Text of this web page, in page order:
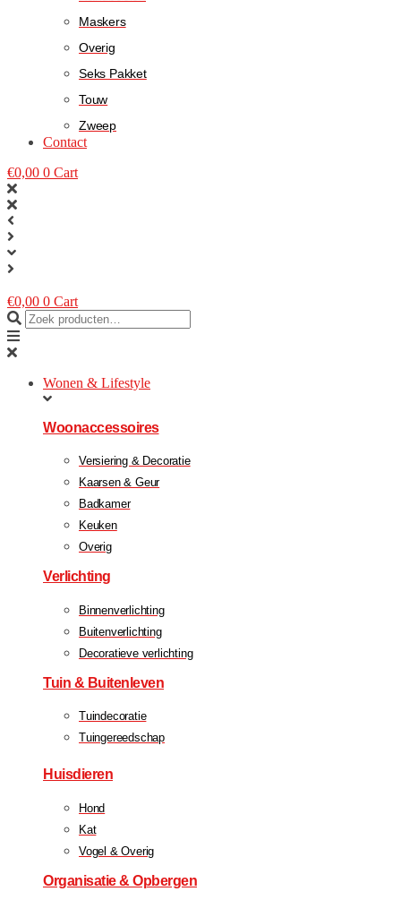
Maskers
Overig
Seks Pakket
Touw
Zweep
Contact
€0,00 0 Cart
€0,00 0 Cart
Wonen & Lifestyle
Woonaccessoires
Versiering & Decoratie
Kaarsen & Geur
Badkamer
Keuken
Overig
Verlichting
Binnenverlichting
Buitenverlichting
Decoratieve verlichting
Tuin & Buitenleven
Tuindecoratie
Tuingereedschap
Huisdieren
Hond
Kat
Vogel & Overig
Organisatie & Opbergen